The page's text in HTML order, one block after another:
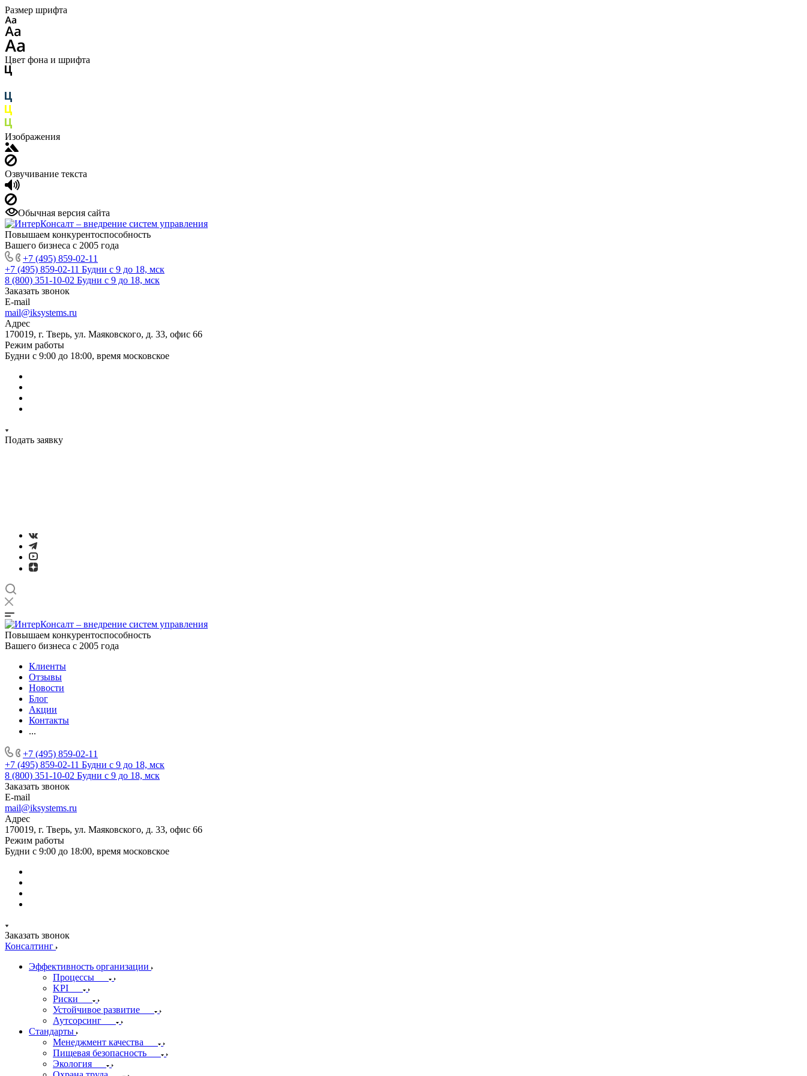
Размер шрифта
Цвет фона и шрифта
Изображения
Озвучивание текста
Обычная версия сайта
Повышаем конкурентоспособность
Вашего бизнеса с 2005 года
+7 (495) 859-02-11
+7 (495) 859-02-11 Будни с 9 до 18, мск
8 (800) 351-10-02 Будни с 9 до 18, мск
Заказать звонок
E-mail
mail@iksystems.ru
Адрес
170019, г. Тверь, ул. Маяковского, д. 33, офис 66
Режим работы
Будни с 9:00 до 18:00, время московское
Подать заявку
Повышаем конкурентоспособность
Вашего бизнеса с 2005 года
Клиенты
Отзывы
Новости
Блог
Акции
Контакты
...
+7 (495) 859-02-11
+7 (495) 859-02-11 Будни с 9 до 18, мск
8 (800) 351-10-02 Будни с 9 до 18, мск
Заказать звонок
E-mail
mail@iksystems.ru
Адрес
170019, г. Тверь, ул. Маяковского, д. 33, офис 66
Режим работы
Будни с 9:00 до 18:00, время московское
Заказать звонок
Консалтинг
Эффективность организации
Процессы
KPI
Риски
Устойчивое развитие
Аутсорсинг
Стандарты
Менеджмент качества
Пищевая безопасность
Экология